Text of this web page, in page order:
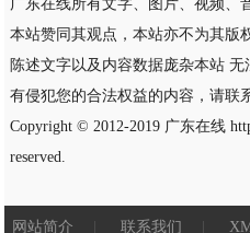
广东在线所有文字、图片、视频、
本站赞同其观点，本站亦不为其版
陈述文字以及内容数据庞杂本站
有侵犯您的合法权益的内容，请联
Copyright © 2012-2019 广东在线
reserved.
网站简介 联系我们